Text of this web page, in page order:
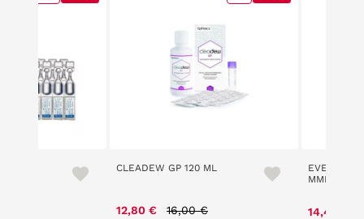
CLEADEW GP 120 ML
12,80 € 16,00 €
EVER
MML + 45
14,40 €